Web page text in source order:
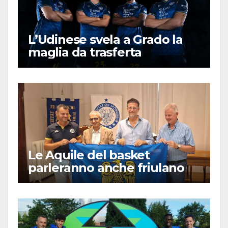
L’Udinese svela a Grado la
maglia da trasferta
Le Aquile del basket
parleranno anche friulano